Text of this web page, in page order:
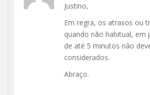
Justino,
Em regra, os atrasos ou
quando não habitual, em
de até 5 minutos não
considerados.
Abraço.